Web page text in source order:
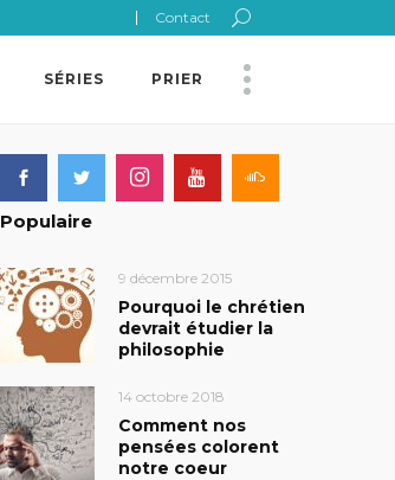
Contact
SÉRIES PRIER
Populaire
9 décembre 2015
Pourquoi le chrétien
devrait étudier la
philosophie
14 octobre 2018
Comment nos
pensées colorent
notre coeur